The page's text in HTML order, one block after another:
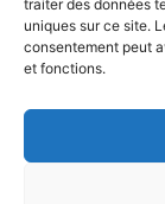
traiter des données
uniques sur ce site.
consentement peut
et fonctions.